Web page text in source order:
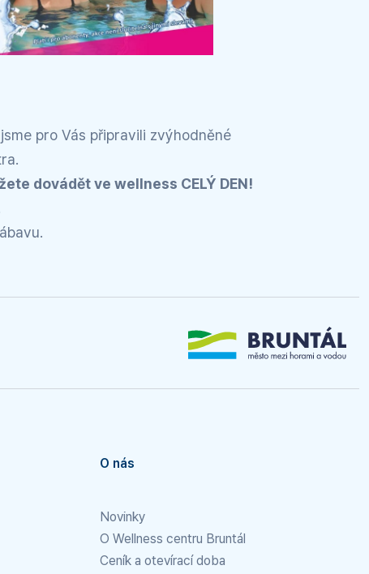
jsme pro Vás připravili zvýhodněné
dovádět ve wellness CELÝ DEN!
O nás
Novinky
O Wellness centru Bruntál
Ceník a otevírací doba